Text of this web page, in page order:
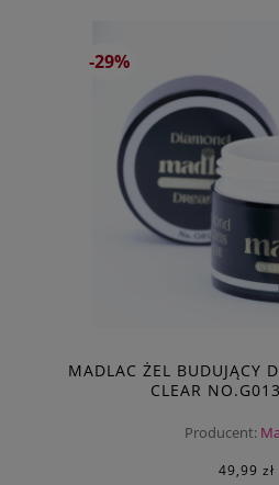
-29%
MADLAC ŻEL BUDUJĄCY
CLEAR
Producent:
49,99 zł